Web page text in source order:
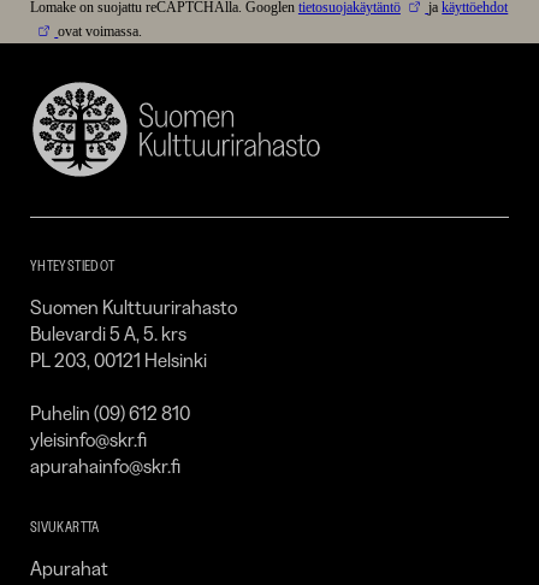
Lomake on suojattu reCAPTCHAlla. Googlen tietosuojakäytäntö jakäyttöehdot
ovat voimassa.
Suomen
Kulttuurirahasto
YHTEYSTIEDOT
Suomen Kulttuurirahasto
Bulevardi 5 A, 5. krs
PL 203, 00121 Helsinki
Puhelin (09) 612 810
yleisinfo@skr.fi
apurahainfo@skr.fi
SIVUKARTTA
Apurahat